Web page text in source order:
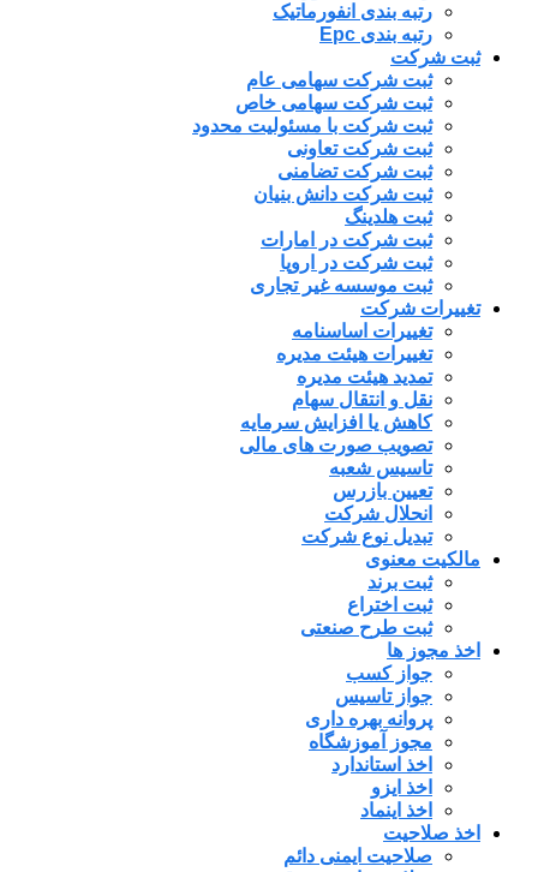
رتبه بندی انفورماتیک
رتبه بندی Epc
ثبت شرکت
ثبت شرکت سهامی عام
ثبت شرکت سهامی خاص
ثبت شرکت با مسئولیت محدود
ثبت شرکت تعاونی
ثبت شرکت تضامنی
ثبت شرکت دانش بنیان
ثبت هلدینگ
ثبت شرکت در امارات
ثبت شرکت در اروپا
ثبت موسسه غیر تجاری
تغییرات شرکت
تغییرات اساسنامه
تغییرات هیئت مدیره
تمدید هیئت مدیره
نقل و انتقال سهام
کاهش یا افزایش سرمایه
تصویب صورت های مالی
تاسیس شعبه
تعیین بازرس
انحلال شرکت
تبدیل نوع شرکت
مالکیت معنوی
ثبت برند
ثبت اختراع
ثبت طرح صنعتی
اخذ مجوز ها
جواز کسب
جواز تاسیس
پروانه بهره داری
مجوز آموزشگاه
اخذ استاندارد
اخذ ایزو
اخذ اینماد
اخذ صلاحیت
صلاحیت ایمنی دائم